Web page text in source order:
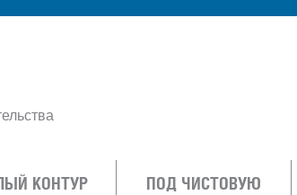
КОНТУР
ПОД ЧИСТОВУЮ